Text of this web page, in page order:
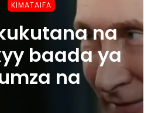
KIMATAIFA
na
baada ya
na